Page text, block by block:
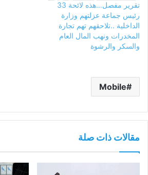
تقرير مفصل…هذه لائحة 33
رئيس جماعة عزلتهم وزارة
الداخلية ..تلاحقهم تهم تجارة
المخدرات ونهب المال العام
والسكر والرشوة
Mobile
مقالات ذات صلة